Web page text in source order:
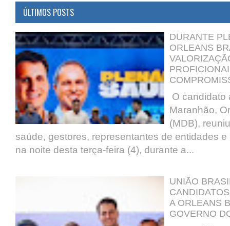
OFICIALIZA
CANDIDATOS E
ORLEANS BRANDÃO
AO GOVERNO DO
MARANHÃO
O candidato ao Governo do
Maranhão, Orleans Brandão
(MDB), participou da convenção
estadual do União Brasil,
realizada nesta quarta-feira (5),
...
BOMBA EM NINA
DENÚNCIA DE
POSSÍVEL SERVIDOR
ÚLTIMOS POSTS
DURANTE
ORLEANS
O candidato
Maranhão,
(MDB),
saúde, gestores, representantes de entidades
na noite desta terça-feira (4), durante a...
UNIÃO
A ORLEANS
GOVERNO